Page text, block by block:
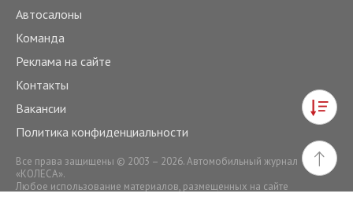
Автосалоны
Команда
Реклама на сайте
Контакты
Вакансии
Политика конфиденциальности
Все права защищены © 2003 – 2026. Автомобильный журнал
«КОЛЕСА».
Любое использование материалов, размещенных на сайте